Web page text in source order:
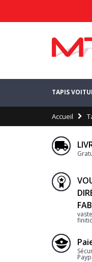
TAPIS
Accueil